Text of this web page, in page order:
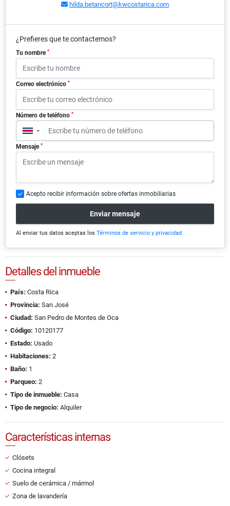
hilda.betancort@kwcostarica.com
¿Prefieres que te contactemos?
Tu nombre *
Correo electrónico *
Número de teléfono *
▼
Mensaje *
Acepto recibir información sobre ofertas inmobiliarias
Enviar mensaje
Al enviar tus datos aceptas los Términos de servicio y privacidad
Detalles del inmueble
País: Costa Rica
Provincia: San José
Ciudad: San Pedro de Montes de Oca
Código: 10120177
Estado: Usado
Habitaciones: 2
Baño: 1
Parqueo: 2
Tipo de inmueble: Casa
Tipo de negocio: Alquiler
Características internas
Clósets
Cocina integral
Suelo de cerámica / mármol
Zona de lavandería